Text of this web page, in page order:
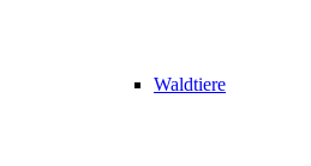
Waldtiere